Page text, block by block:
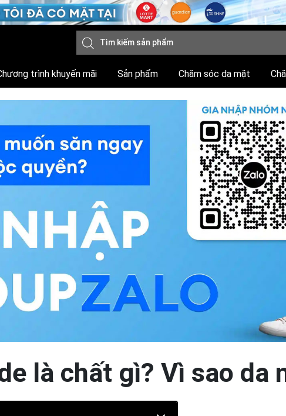
trình khuyến mãi Sản phẩm Chăm sóc da mặt
là chất gì? Vì sao da